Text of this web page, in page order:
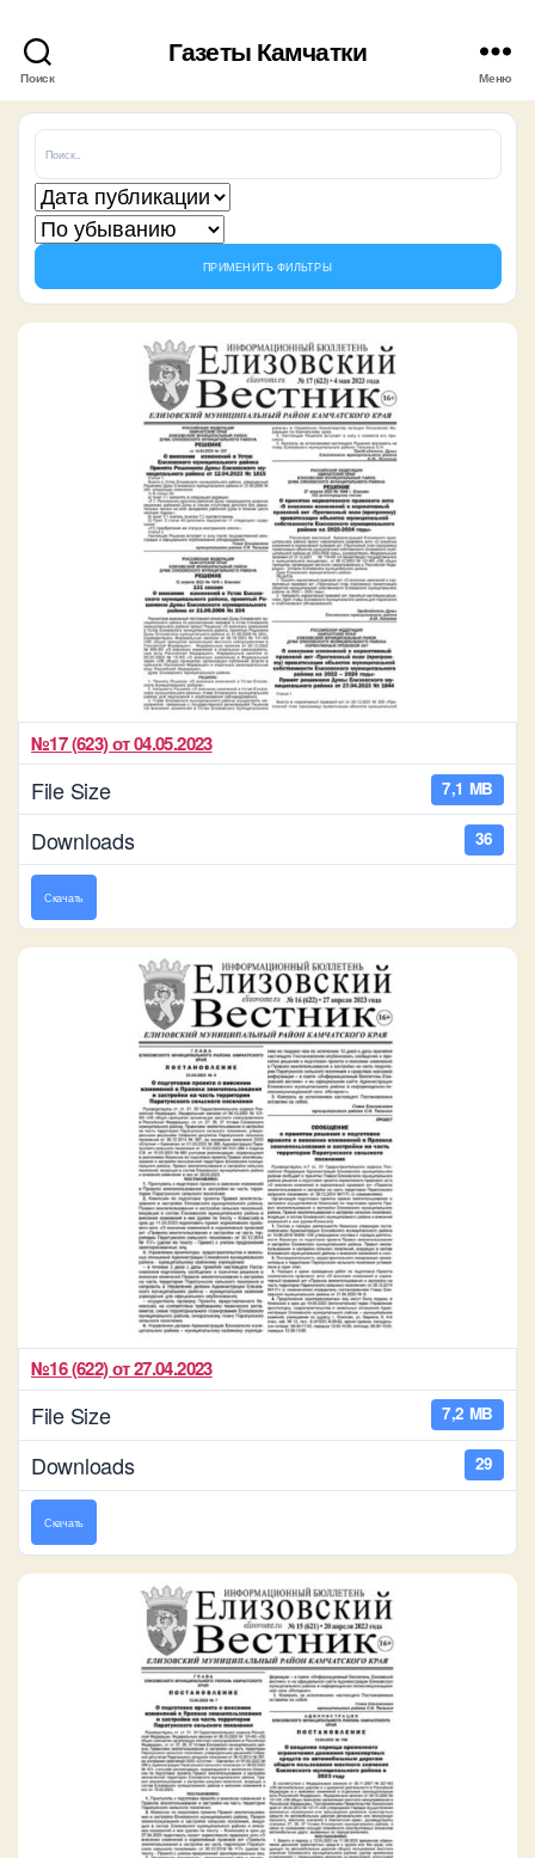
Поиск
Газеты Камчатки
Меню
ПРИМЕНИТЬ ФИЛЬТРЫ
№17 (623) от 04.05.2023
File Size 7,1 MB
Downloads 36
Скачать
№16 (622) от 27.04.2023
File Size 7,2 MB
Downloads 29
Скачать